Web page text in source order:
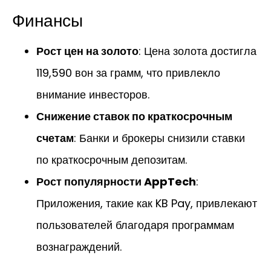
Финансы
Рост цен на золото: Цена золота достигла
119,590 вон за грамм, что привлекло
внимание инвесторов.
Снижение ставок по краткосрочным
счетам: Банки и брокеры снизили ставки
по краткосрочным депозитам.
Рост популярности AppTech:
Приложения, такие как KB Pay, привлекают
пользователей благодаря программам
вознаграждений.